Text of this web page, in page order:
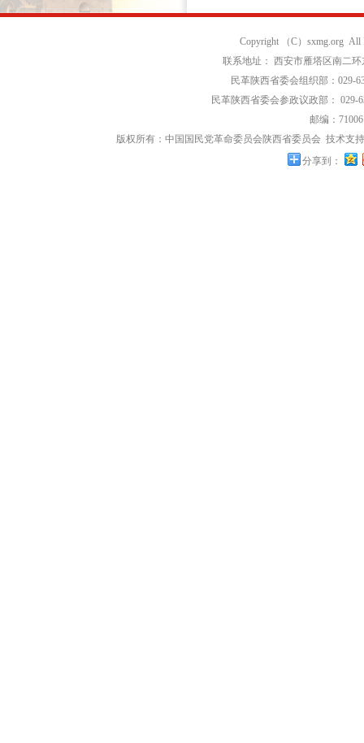
Copyright （C）sxmg.org All
联系地址： 西安市雁塔区南二
民革陕西省委会组织部：029-
民革陕西省委会参政议政部： 029-
邮编：
版权所有：中国国民党革命委员会陕西省委员会 技术支
分享到：